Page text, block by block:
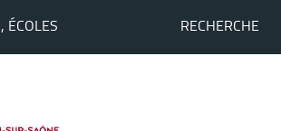
ÉCOLES RECHERCHE